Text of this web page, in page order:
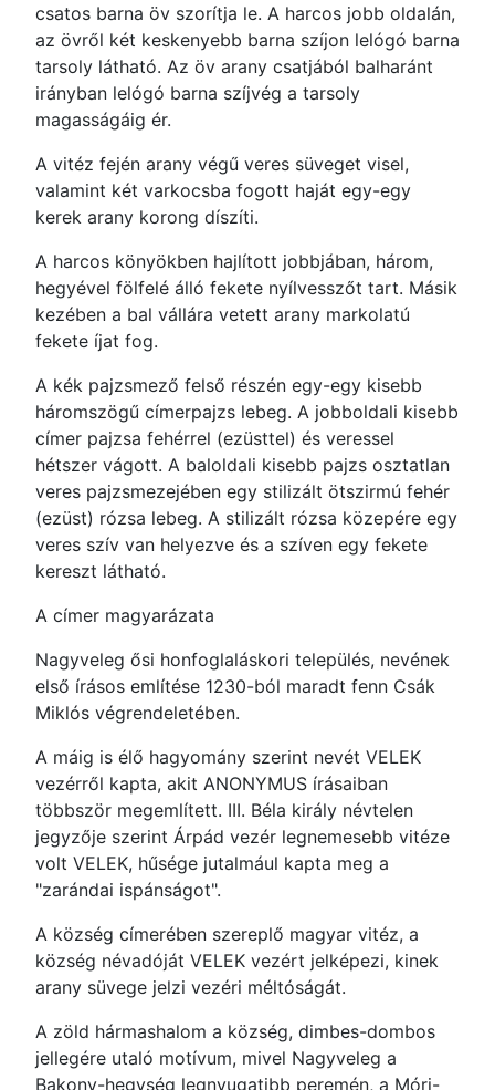
csatos barna öv szorítja le. A harcos jobb oldalán,
az övről két keskenyebb barna szíjon lelógó barna
tarsoly látható. Az öv arany csatjából balharánt
irányban lelógó barna szíjvég a tarsoly
magasságáig ér.
A vitéz fején arany végű veres süveget visel,
valamint két varkocsba fogott haját egy-egy
kerek arany korong díszíti.
A harcos könyökben hajlított jobbjában, három,
hegyével fölfelé álló fekete nyílvesszőt tart. Másik
kezében a bal vállára vetett arany markolatú
fekete íjat fog.
A kék pajzsmező felső részén egy-egy kisebb
háromszögű címerpajzs lebeg. A jobboldali kisebb
címer pajzsa fehérrel (ezüsttel) és veressel
hétszer vágott. A baloldali kisebb pajzs osztatlan
veres pajzsmezejében egy stilizált ötszirmú fehér
(ezüst) rózsa lebeg. A stilizált rózsa közepére egy
veres szív van helyezve és a szíven egy fekete
kereszt látható.
A címer magyarázata
Nagyveleg ősi honfoglaláskori település, nevének
első írásos említése 1230-ból maradt fenn Csák
Miklós végrendeletében.
A máig is élő hagyomány szerint nevét VELEK
vezérről kapta, akit ANONYMUS írásaiban
többször megemlített. III. Béla király névtelen
jegyzője szerint Árpád vezér legnemesebb vitéze
volt VELEK, hűsége jutalmául kapta meg a
"zarándai ispánságot".
A község címerében szereplő magyar vitéz, a
község névadóját VELEK vezért jelképezi, kinek
arany süvege jelzi vezéri méltóságát.
A zöld hármashalom a község, dimbes-dombos
jellegére utaló motívum, mivel Nagyveleg a
Bakony-hegység legnyugatibb peremén, a Móri-